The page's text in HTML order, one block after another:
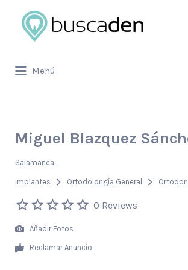
Buscar
por:
Menú
por:
Miguel Blazquez
Salamanca
Implantes Ortodolongía General
0 Reviews
Añadir Fotos
Reclamar Anuncio